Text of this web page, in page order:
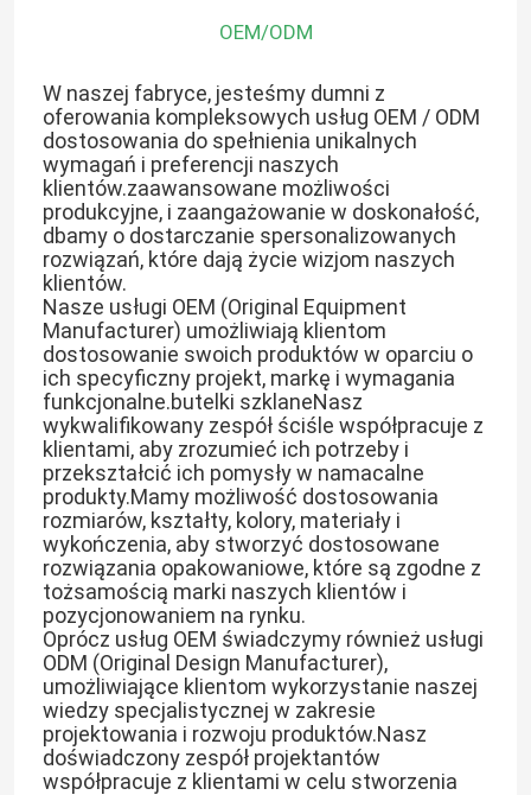
OEM/ODM
W naszej fabryce, jesteśmy dumni z
oferowania kompleksowych usług OEM / ODM
dostosowania do spełnienia unikalnych
wymagań i preferencji naszych
klientów.zaawansowane możliwości
produkcyjne, i zaangażowanie w doskonałość,
dbamy o dostarczanie spersonalizowanych
rozwiązań, które dają życie wizjom naszych
klientów.
Nasze usługi OEM (Original Equipment
Manufacturer) umożliwiają klientom
dostosowanie swoich produktów w oparciu o
ich specyficzny projekt, markę i wymagania
funkcjonalne.butelki szklaneNasz
wykwalifikowany zespół ściśle współpracuje z
klientami, aby zrozumieć ich potrzeby i
przekształcić ich pomysły w namacalne
produkty.Mamy możliwość dostosowania
rozmiarów, kształty, kolory, materiały i
wykończenia, aby stworzyć dostosowane
rozwiązania opakowaniowe, które są zgodne z
tożsamością marki naszych klientów i
pozycjonowaniem na rynku.
Oprócz usług OEM świadczymy również usługi
ODM (Original Design Manufacturer),
umożliwiające klientom wykorzystanie naszej
wiedzy specjalistycznej w zakresie
projektowania i rozwoju produktów.Nasz
doświadczony zespół projektantów
współpracuje z klientami w celu stworzenia